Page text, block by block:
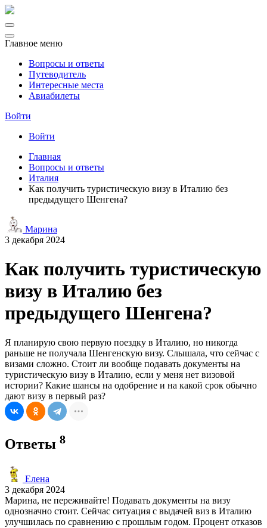
Главное меню
Вопросы и ответы
Путеводитель
Интересные места
Авиабилеты
Войти
Войти
Главная
Вопросы и ответы
Италия
Как получить туристическую визу в Италию без
предыдущего Шенгена?
Марина
3 декабря 2024
Как получить туристическую
визу в Италию без
предыдущего Шенгена?
Я планирую свою первую поездку в Италию, но никогда
раньше не получала Шенгенскую визу. Слышала, что сейчас с
визами сложно. Стоит ли вообще подавать документы на
туристическую визу в Италию, если у меня нет визовой
истории? Какие шансы на одобрение и на какой срок обычно
дают визу в первый раз?
Ответы 8
Елена
3 декабря 2024
Марина, не переживайте! Подавать документы на визу
однозначно стоит. Сейчас ситуация с выдачей виз в Италию
улучшилась по сравнению с прошлым годом. Процент отказов